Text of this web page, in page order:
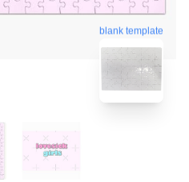
blank template